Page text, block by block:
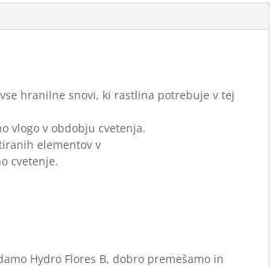
hranilne snovi, ki rastlina potrebuje v tej
vlogo v obdobju cvetenja.
elementov v
cvetenje.
Hydro Flores B, dobro premešamo in